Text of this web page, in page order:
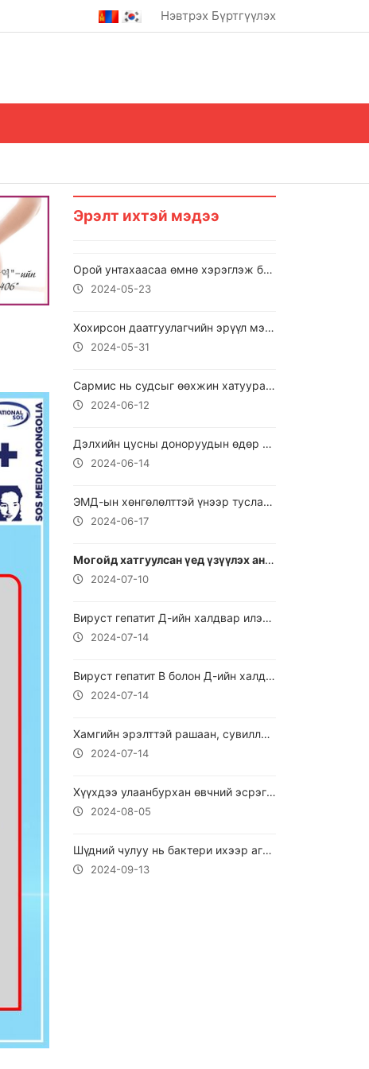
Нэвтрэх Бүртгүүлэх
Эрэлт ихтэй мэдээ
Орой унтахаасаа өмнө хэрэглэж болохгүй зүйлс
2024-05-23
Хохирсон даатгуулагчийн эрүүл мэндийн тусламж, үйлчилгээний зардлын төлбөрийг буруутай этгээдээр нөхөн төлүүлдэг
2024-05-31
Сармис нь судсыг өөхжин хатуурахаас сэргийлдэг
2024-06-12
Дэлхийн цусны доноруудын өдөр тохиож байна.
2024-06-14
ЭМД-ын хөнгөлөлттэй үнээр тусламж, үйлчилгээ үзүүлэх рашаан, сувилал, сэргээн засах төвүүд
2024-06-17
Могойд хатгуулсан үед үзүүлэх анхны тусламж
2024-07-10
Вируст гепатит Д-ийн халдвар илэрсэн үед ямар арга хэмжээ авах вэ
2024-07-14
Вируст гепатит В болон Д-ийн халдвартай үйлчлүүлэгч юуг анхаарах нь чухал вэ
2024-07-14
Хамгийн эрэлттэй ​рашаан, сувиллын газрууд
2024-07-14
Хүүхдээ улаанбурхан өвчний эсрэг вакцинд хамруулаарай.
2024-08-05
Шүдний чулуу нь бактери ихээр агуулдаг
2024-09-13